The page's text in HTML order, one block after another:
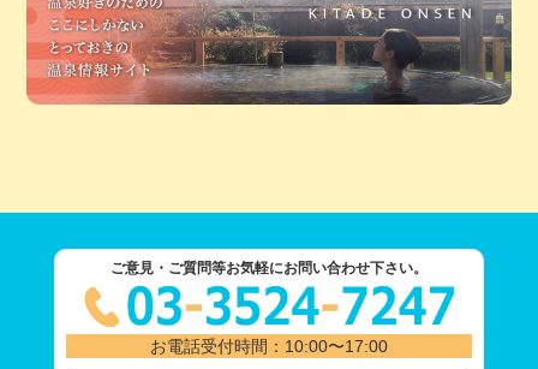
ご意見・ご質問等お気軽にお問い合わせ下さい。
お電話受付時間：10:00〜17:00